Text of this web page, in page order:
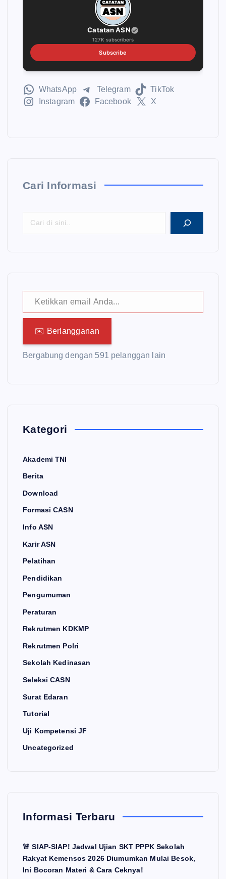
Catatan ASN
127K subscribers
Subscribe
WhatsApp Telegram
TikTok
Instagram
Facebook X
Cari Informasi
Ketikkan email Anda...
✉️ Berlangganan
Bergabung dengan 591 pelanggan lain
Kategori
Akademi TNI
Berita
Download
Formasi CASN
Info ASN
Karir ASN
Pelatihan
Pendidikan
Pengumuman
Peraturan
Rekrutmen KDKMP
Rekrutmen Polri
Sekolah Kedinasan
Seleksi CASN
Surat Edaran
Tutorial
Uji Kompetensi JF
Uncategorized
Informasi Terbaru
🚨 SIAP-SIAP! Jadwal Ujian SKT PPPK Sekolah
Rakyat Kemensos 2026 Diumumkan Mulai Besok,
Ini Bocoran Materi & Cara Ceknya!